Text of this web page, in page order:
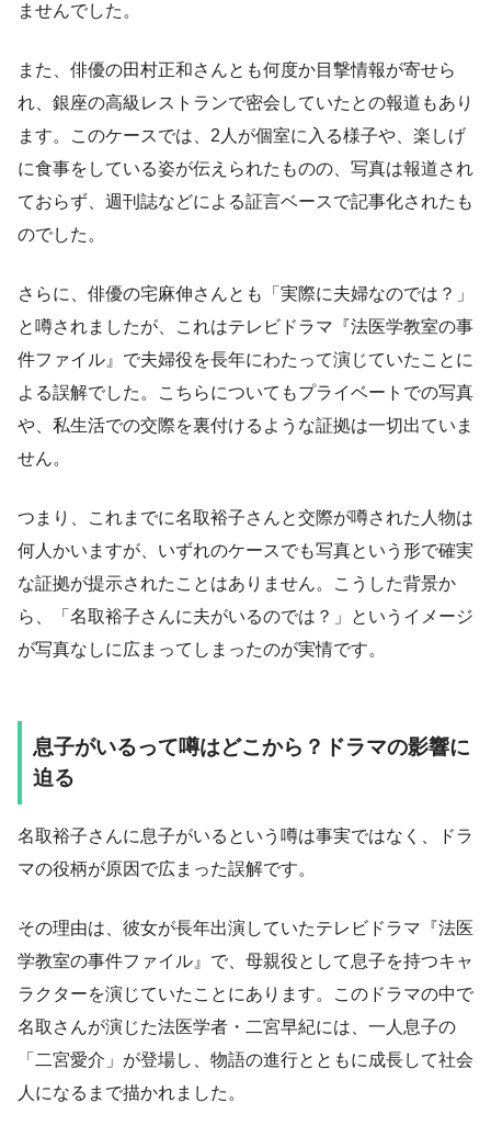
ませんでした。
また、俳優の田村正和さんとも何度か目撃情報が寄せら
れ、銀座の高級レストランで密会していたとの報道もあり
ます。このケースでは、2人が個室に入る様子や、楽しげ
に食事をしている姿が伝えられたものの、写真は報道され
ておらず、週刊誌などによる証言ベースで記事化されたも
のでした。
さらに、俳優の宅麻伸さんとも「実際に夫婦なのでは？」
と噂されましたが、これはテレビドラマ『法医学教室の事
件ファイル』で夫婦役を長年にわたって演じていたことに
よる誤解でした。こちらについてもプライベートでの写真
や、私生活での交際を裏付けるような証拠は一切出ていま
せん。
つまり、これまでに名取裕子さんと交際が噂された人物は
何人かいますが、いずれのケースでも写真という形で確実
な証拠が提示されたことはありません。こうした背景か
ら、「名取裕子さんに夫がいるのでは？」というイメージ
が写真なしに広まってしまったのが実情です。
息子がいるって噂はどこから？ドラマの影響に
迫る
名取裕子さんに息子がいるという噂は事実ではなく、ドラ
マの役柄が原因で広まった誤解です。
その理由は、彼女が長年出演していたテレビドラマ『法医
学教室の事件ファイル』で、母親役として息子を持つキャ
ラクターを演じていたことにあります。このドラマの中で
名取さんが演じた法医学者・二宮早紀には、一人息子の
「二宮愛介」が登場し、物語の進行とともに成長して社会
人になるまで描かれました。